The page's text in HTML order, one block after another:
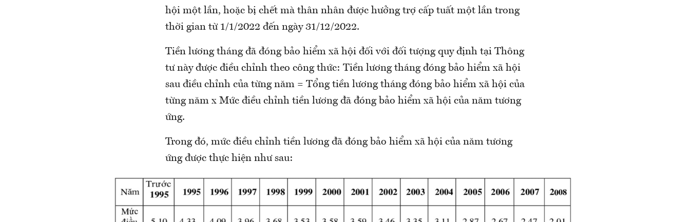
hội một lần, hoặc bị chết mà thân nhân được hưởng trợ cấp tuất một lần trong
thời gian từ 1/1/2022 đến ngày 31/12/2022.
Tiền lương tháng đã đóng bảo hiểm xã hội đối với đối tượng quy định tại Thông
tư này được điều chỉnh theo công thức: Tiền lương tháng đóng bảo hiểm xã hội
sau điều chỉnh của từng năm = Tổng tiền lương tháng đóng bảo hiểm xã hội của
từng năm x Mức điều chỉnh tiền lương đã đóng bảo hiểm xã hội của năm tương
ứng.
Trong đó, mức điều chỉnh tiền lương đã đóng bảo hiểm xã hội của năm tương
ứng được thực hiện như sau: